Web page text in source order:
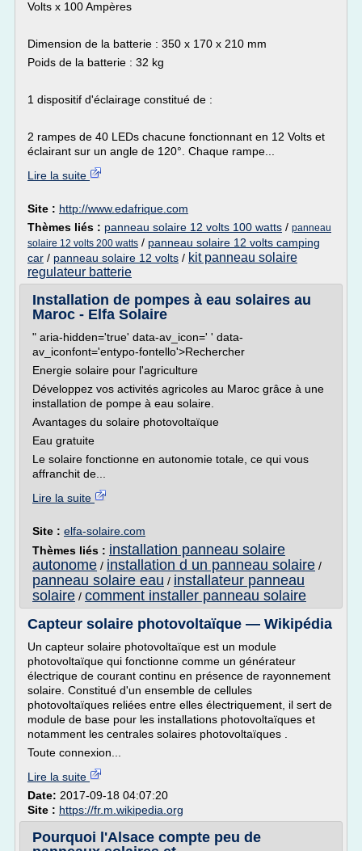
Volts x 100 Ampères
Dimension de la batterie : 350 x 170 x 210 mm
Poids de la batterie : 32 kg
1 dispositif d'éclairage constitué de :
2 rampes de 40 LEDs chacune fonctionnant en 12 Volts et
éclairant sur un angle de 120°. Chaque rampe...
Lire la suite
Site : http://www.edafrique.com
Thèmes liés : panneau solaire 12 volts 100 watts / panneau
solaire 12 volts 200 watts / panneau solaire 12 volts camping
car / panneau solaire 12 volts / kit panneau solaire
regulateur batterie
Installation de pompes à eau solaires au
Maroc - Elfa Solaire
" aria-hidden='true' data-av_icon=' ' data-
av_iconfont='entypo-fontello'>Rechercher
Energie solaire pour l'agriculture
Développez vos activités agricoles au Maroc grâce à une
installation de pompe à eau solaire.
Avantages du solaire photovoltaïque
Eau gratuite
Le solaire fonctionne en autonomie totale, ce qui vous
affranchit de...
Lire la suite
Site : elfa-solaire.com
Thèmes liés : installation panneau solaire
autonome / installation d un panneau solaire /
panneau solaire eau / installateur panneau
solaire / comment installer panneau solaire
Capteur solaire photovoltaïque — Wikipédia
Un capteur solaire photovoltaïque est un module
photovoltaïque qui fonctionne comme un générateur
électrique de courant continu en présence de rayonnement
solaire. Constitué d'un ensemble de cellules
photovoltaïques reliées entre elles électriquement, il sert de
module de base pour les installations photovoltaïques et
notamment les centrales solaires photovoltaïques .
Toute connexion...
Lire la suite
Date: 2017-09-18 04:07:20
Site : https://fr.m.wikipedia.org
Pourquoi l'Alsace compte peu de